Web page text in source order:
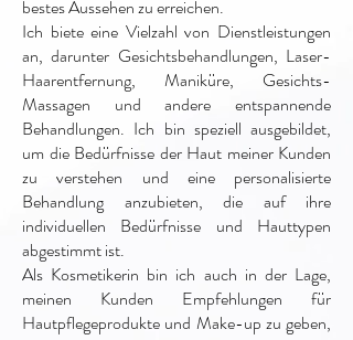
bestes Aussehen zu erreichen.
Ich biete eine Vielzahl von Dienstleistungen
an, darunter Gesichtsbehandlungen, Laser-
Haarentfernung, Maniküre, Gesichts-
Massagen und andere entspannende
Behandlungen. Ich bin speziell ausgebildet,
um die Bedürfnisse der Haut meiner Kunden
zu verstehen und eine personalisierte
Behandlung anzubieten, die auf ihre
individuellen Bedürfnisse und Hauttypen
abgestimmt ist.
Als Kosmetikerin bin ich auch in der Lage,
meinen Kunden Empfehlungen für
Hautpflegeprodukte und Make-up zu geben,